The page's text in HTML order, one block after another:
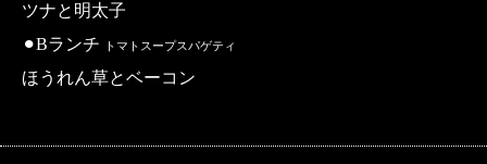
ツナと明太子
⚫︎Bランチ
トマトスープスパゲティ
ほうれん草とベーコン